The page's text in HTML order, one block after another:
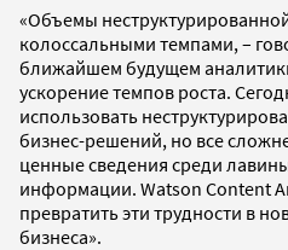
«Объемы
колоссальными темпами, –
ближайшем будущем
ускорение темпов роста.
использовать
бизнес-решений, но все
ценные сведения среди
информации. Watson Content
превратить эти трудности в
бизнеса».